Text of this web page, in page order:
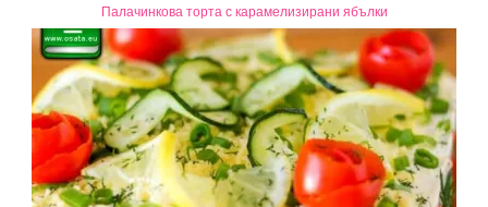
Палачинкова торта с карамелизирани ябълки